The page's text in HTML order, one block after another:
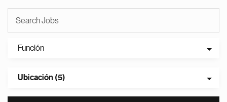
Función
Ubicación (5)